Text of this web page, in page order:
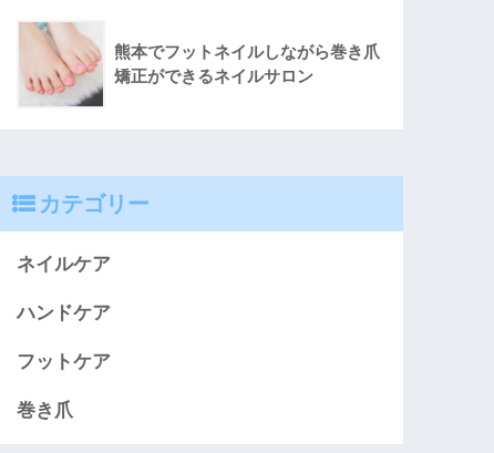
熊本でフットネイルしながら巻き爪
矯正ができるネイルサロン
カテゴリー
ネイルケア
ハンドケア
フットケア
巻き爪